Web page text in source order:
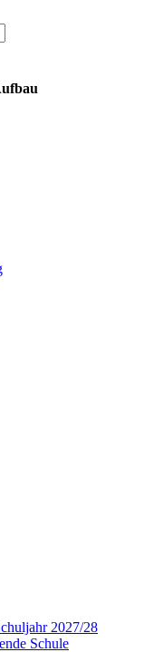
2027/28
Schule